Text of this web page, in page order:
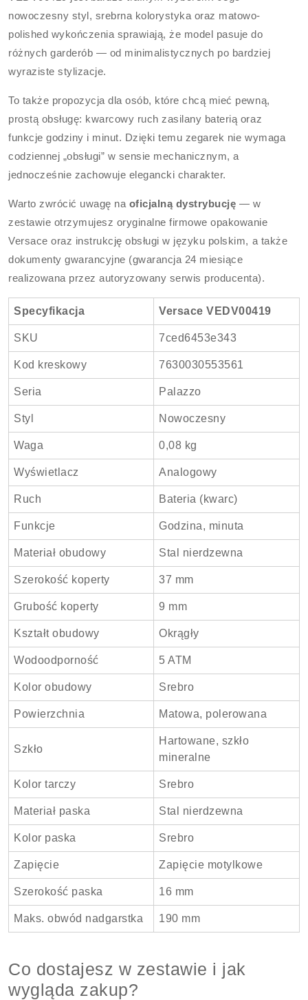
nowoczesny styl, srebrna kolorystyka oraz matowo-
polished wykończenia sprawiają, że model pasuje do
różnych garderób — od minimalistycznych po bardziej
wyraziste stylizacje.
To także propozycja dla osób, które chcą mieć pewną,
prostą obsługę: kwarcowy ruch zasilany baterią oraz
funkcje godziny i minut. Dzięki temu zegarek nie wymaga
codziennej „obsługi” w sensie mechanicznym, a
jednocześnie zachowuje elegancki charakter.
Warto zwrócić uwagę na oficjalną dystrybucję — w
zestawie otrzymujesz oryginalne firmowe opakowanie
Versace oraz instrukcję obsługi w języku polskim, a także
dokumenty gwarancyjne (gwarancja 24 miesiące
realizowana przez autoryzowany serwis producenta).
Specyfikacja Versace VEDV00419
SKU 7ced6453e343
Kod kreskowy 7630030553561
Seria Palazzo
Styl Nowoczesny
Waga 0,08 kg
Wyświetlacz Analogowy
Ruch Bateria (kwarc)
Funkcje Godzina, minuta
Materiał obudowy Stal nierdzewna
Szerokość koperty 37 mm
Grubość koperty 9 mm
Kształt obudowy Okrągły
Wodoodporność 5 ATM
Kolor obudowy Srebro
Powierzchnia Matowa, polerowana
Szkło
Hartowane, szkło
mineralne
Kolor tarczy Srebro
Materiał paska Stal nierdzewna
Kolor paska Srebro
Zapięcie Zapięcie motylkowe
Szerokość paska 16 mm
Maks. obwód nadgarstka 190 mm
Co dostajesz w zestawie i jak
wygląda zakup?